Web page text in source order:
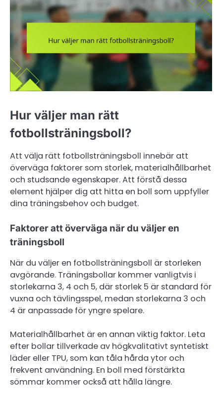
Hur väljer man rätt
fotbollsträningsboll?
Att välja rätt fotbollsträningsboll innebär att
överväga faktorer som storlek, materialhållbarhet
och studsande egenskaper. Att förstå dessa
element hjälper dig att hitta en boll som uppfyller
dina träningsbehov och budget.
Faktorer att överväga när du väljer en
träningsboll
När du väljer en fotbollsträningsboll är storleken
avgörande. Träningsbollar kommer vanligtvis i
storlekarna 3, 4 och 5, där storlek 5 är standard för
vuxna och tävlingsspel, medan storlekarna 3 och
4 är anpassade för yngre spelare.
Materialhållbarhet är en annan viktig faktor. Leta
efter bollar tillverkade av högkvalitativt syntetiskt
läder eller TPU, som kan tåla hårda ytor och
frekvent användning. En boll med förstärkta
sömmar kommer också att hålla längre.